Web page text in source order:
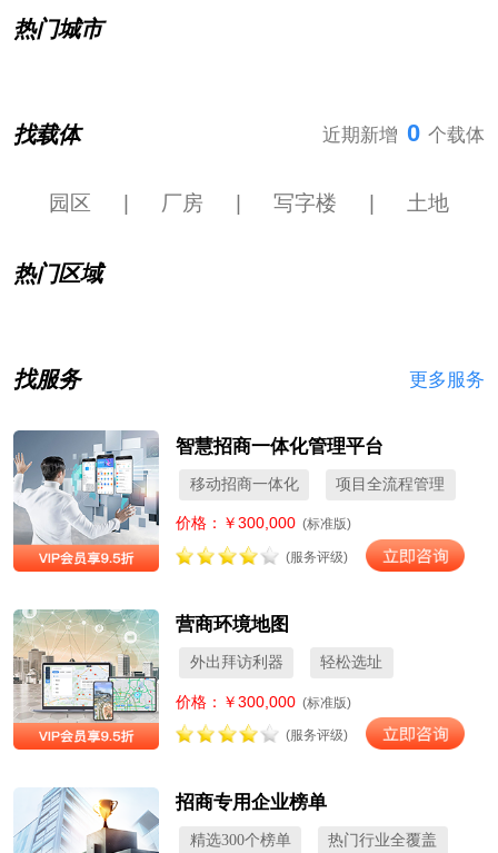
热门城市
找载体 近期新增 0 个载体
园区 厂房 写字楼 土地
热门区域
找服务 更多服务
智慧招商一体化管理平台
移动招商一体化 项目全流程管理
价格：￥300,000 (标准版)
(服务评级)
营商环境地图
外出拜访利器 轻松选址
价格：￥300,000 (标准版)
(服务评级)
招商专用企业榜单
精选300个榜单 热门行业全覆盖